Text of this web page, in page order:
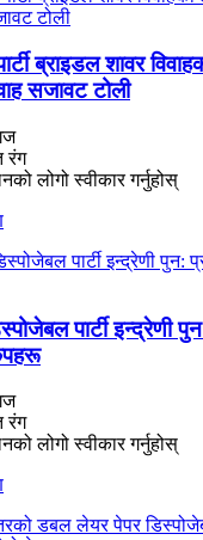
ब्राइडल शावर
सजावट टोली
रंग
लोगो स्वीकार गर्नुहोस्
पार्टी इन्द्रेणी
रंग
लोगो स्वीकार गर्नुहोस्